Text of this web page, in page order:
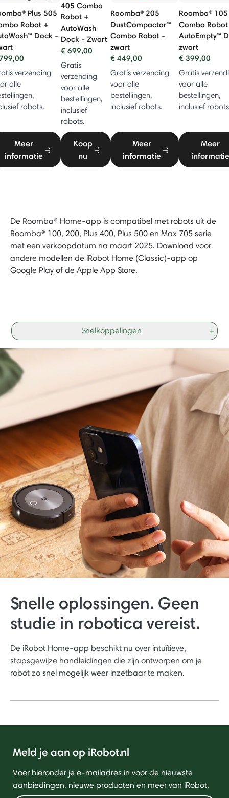
Plus 505
Robot +
Dock -
verzending
alle
robots.
Meer
informatie
405 Combo
Robot +
AutoWash
Dock - Zwart
€ 699,00
Gratis
verzending
voor alle
bestellingen,
inclusief
robots.
Koop
nu
Roomba® 205
DustCompactor™
Combo Robot -
zwart
€ 449,00
Gratis verzending
voor alle
bestellingen,
inclusief robots.
Meer
informatie
Roomba® 105
Combo
AutoEmpty™
zwart
€ 399,00
Gratis
voor alle
bestellingen,
inclusief
Meer
informatie
De Roomba® Home-app is compatibel met robots uit de
Roomba® 100, 200, Plus 400, Plus 500 en Max 705 serie
met een verkoopdatum na maart 2025. Download voor
andere modellen de iRobot Home (Classic)-app op
Google Play of de Apple App Store.
Snelkoppelingen +
Snelle oplossingen. Geen
studie in robotica vereist.
De iRobot Home-app beschikt nu over intuïtieve,
stapsgewijze handleidingen die zijn ontworpen om je
robot zo snel mogelijk weer inzetbaar te maken.
Meld je aan op iRobot.nl
Voer hieronder je e-mailadres in voor de nieuwste
aanbiedingen, nieuwe producten en meer van iRobot.